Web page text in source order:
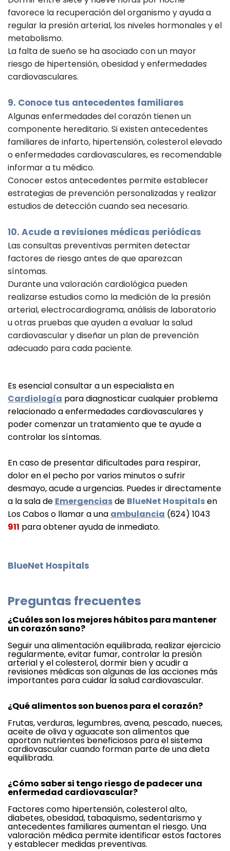
favorece la recuperación del organismo y ayuda a
regular la presión arterial, los niveles hormonales y el
metabolismo.
La falta de sueño se ha asociado con un mayor
riesgo de hipertensión, obesidad y enfermedades
cardiovasculares.
9. Conoce tus antecedentes familiares
Algunas enfermedades del corazón tienen un
componente hereditario. Si existen antecedentes
familiares de infarto, hipertensión, colesterol elevado
o enfermedades cardiovasculares, es recomendable
informar a tu médico.
Conocer estos antecedentes permite establecer
estrategias de prevención personalizadas y realizar
estudios de detección cuando sea necesario.
10. Acude a revisiones médicas periódicas
Las consultas preventivas permiten detectar
factores de riesgo antes de que aparezcan
síntomas.
Durante una valoración cardiológica pueden
realizarse estudios como la medición de la presión
arterial, electrocardiograma, análisis de laboratorio
u otras pruebas que ayuden a evaluar la salud
cardiovascular y diseñar un plan de prevención
adecuado para cada paciente.
Cardiología para diagnosticar cualquier problema
relacionado a enfermedades cardiovasculares y
poder comenzar un tratamiento que te ayude a
controlar los síntomas.
En caso de presentar dificultades para respirar,
dolor en el pecho por varios minutos o sufrir
desmayo, acude a urgencias. Puedes ir directamente
a la sala de Emergencias de BlueNet Hospitals en
Los Cabos o llamar a una ambulancia
911 para obtener ayuda de inmediato.
BlueNet Hospitals
Preguntas frecuentes
¿Cuáles son los mejores hábitos para mantener
un corazón sano?
Seguir una alimentación equilibrada, realizar ejercicio
regularmente, evitar fumar, controlar la presión
arterial y el colesterol, dormir bien y acudir a
revisiones médicas son algunas de las acciones más
importantes para cuidar la salud cardiovascular.
¿Qué alimentos son buenos para el corazón?
Frutas, verduras, legumbres, avena, pescado, nueces,
aceite de oliva y aguacate son alimentos que
aportan nutrientes beneficiosos para el sistema
cardiovascular cuando forman parte de una dieta
equilibrada.
¿Cómo saber si tengo riesgo de padecer una
enfermedad cardiovascular?
Factores como hipertensión, colesterol alto,
diabetes, obesidad, tabaquismo, sedentarismo y
antecedentes familiares aumentan el riesgo. Una
valoración médica permite identificar estos factores
y establecer medidas preventivas.